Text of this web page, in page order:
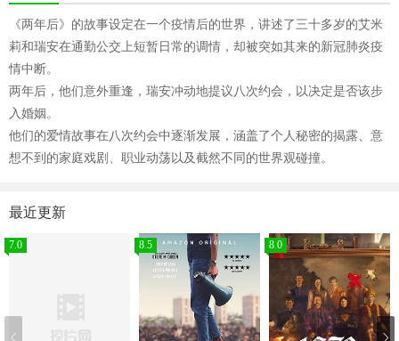
《两年后》的故事设定在一个疫情后的世界，讲述了三十多岁的艾米
莉和瑞安在通勤公交上短暂日常的调情，却被突如其来的新冠肺炎疫
情中断。
两年后，他们意外重逢，瑞安冲动地提议八次约会，以决定是否该步
入婚姻。
他们的爱情故事在八次约会中逐渐发展，涵盖了个人秘密的揭露、意
想不到的家庭戏剧、职业动荡以及截然不同的世界观碰撞。
最近更新
7.0 8.5 8.0